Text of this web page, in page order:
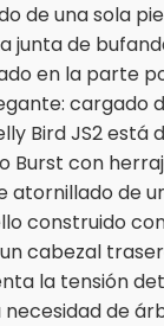
de una sola
junta de
en la parte
cargado
Bird JS2 está
Burst con
atornillado de
construido
cabezal
la tensión
de